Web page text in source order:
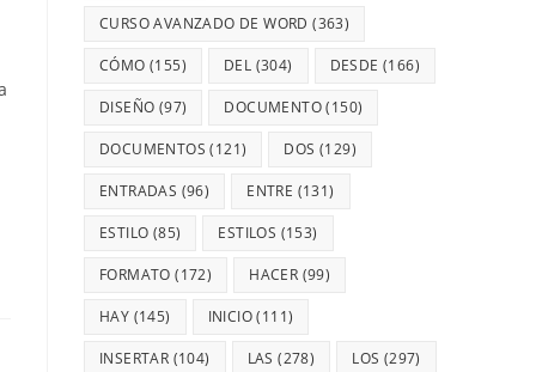
CURSO AVANZADO DE WORD (363)
CÓMO (155) DEL (304) DESDE (166)
DISEÑO (97) DOCUMENTO(150)
DOCUMENTOS (121) DOS (129)
ENTRADAS (96) ENTRE (131)
ESTILO (85) ESTILOS (153)
FORMATO (172) HACER (99)
HAY (145) INICIO(111)
INSERTAR (104) LAS (278) LOS (297)